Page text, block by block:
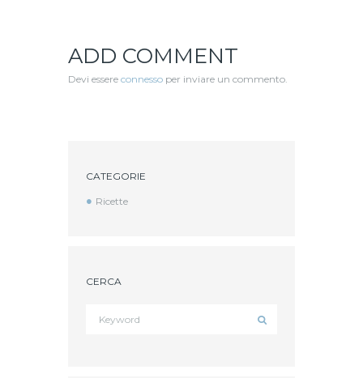
ADD COMMENT
Devi essere connesso per inviare un commento.
CATEGORIE
Ricette
CERCA